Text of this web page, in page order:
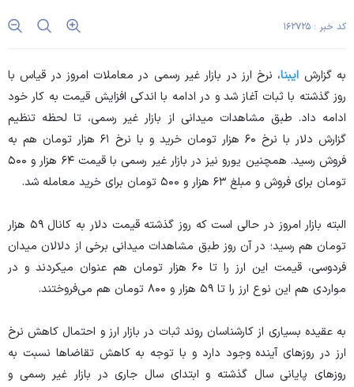
کد خبر : ۱۶۲۷۲۵
به گزارش ایبنا، نرخ ارز در بازار غیر رسمی در معاملات امروز در قیاس با
روز گذشته با ثبات آغاز شد و در ادامه با اندکی افزایش قیمت به کار خود
ادامه داد. طبق مشاهدات میدانی از بازار غیر رسمی، تا لحظه تنظیم
گزارش دلار با نرخ ۶۰ هزار تومان خرید و با نرخ ۶۱ هزار تومان هم به
فروش رسید. همچنین یورو نیز در بازار غیر رسمی با قیمت ۶۴ هزار و ۵۰۰
تومان برای فروش و مبلغ ۶۳ هزار و ۵۰۰ تومان برای خرید معامله شد.
البته بازار امروز در حالی است که روز گذشته قیمت دلار به کانال ۵۹ هزار
تومان هم رسید؛ در آن روز طبق مشاهدات میدانی برخی از دلالان میدان
فردوسی، قیمت این ارز را تا ۶۰ هزار تومان هم عنوان میکردند و در
مواردی هم این نوع ارز را تا ۵۹ هزار و ۸۰۰ تومان هم می‌فروختند.
به عقیده بسیاری از کارشناسان روند ثبات در بازار ارز و احتمال کاهش نرخ
ارز در روز‌های آینده وجود دارد و با توجه به کاهش تقاضا‌ها نسبت به
روز‌های پایانی سال گذشته و ابتدای سال جاری در بازار غیر رسمی و